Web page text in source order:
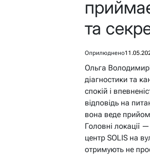
та
Оприлюднено
Ольга
діагностики та
спокій і
відповідь на
вона веде прийом
Головні локації
центр SOLIS на
отримують не